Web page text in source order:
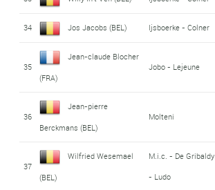
34 Jos Jacobs (BEL) Ijsboerke - Colner
35
Jean-claude Blocher
(FRA)
Jobo - Lejeune
36
Jean-pierre
Berckmans (BEL)
Molteni
37
Wilfried Wesemael
(BEL)
M.i.c. - De Gribaldy
- Ludo